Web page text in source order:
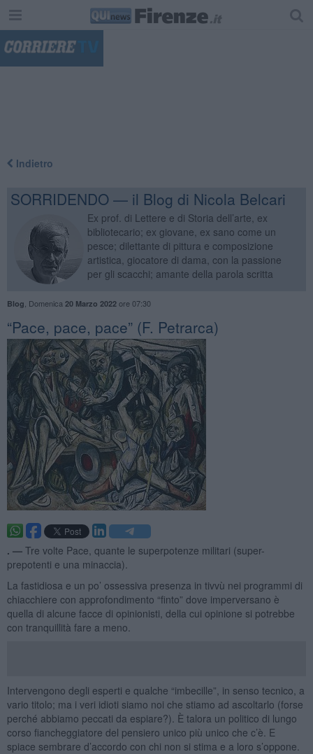
Indietro
SORRIDENDO — il Blog di Nicola Belcari
Ex prof. di Lettere e di Storia dell’arte, ex
bibliotecario; ex giovane, ex sano come un
pesce; dilettante di pittura e composizione
artistica, giocatore di dama, con la passione
per gli scacchi; amante della parola scritta
Blog Domenica 20 Marzo 2022ore 07:30
​“Pace, pace, pace” (F. Petrarca)
. — Tre volte Pace, quante le superpotenze militari (super-
prepotenti e una minaccia).
La fastidiosa e un po’ ossessiva presenza in tivvù nei programmi di
chiacchiere con approfondimento “finto” dove imperversano è
quella di alcune facce di opinionisti, della cui opinione si potrebbe
con tranquillità fare a meno.
Intervengono degli esperti e qualche “imbecille”, in senso tecnico, a
vario titolo; ma i veri idioti siamo noi che stiamo ad ascoltarlo (forse
perché abbiamo peccati da espiare?). È talora un politico di lungo
corso fiancheggiatore del pensiero unico più unico che c’è. E
spiace sembrare d’accordo con chi non si stima e a loro s’oppone.